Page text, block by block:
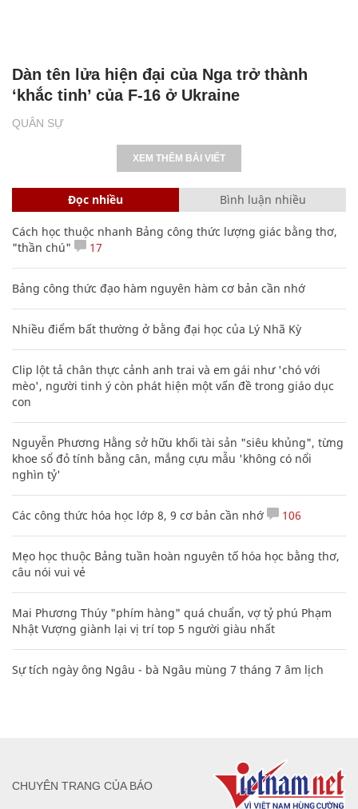
QUÂN SỰ
Dàn tên lửa hiện đại của Nga trở thành
‘khắc tinh’ của F-16 ở Ukraine
XEM THÊM BÀI VIẾT
Đọc nhiều Bình luận nhiều
Cách học thuộc nhanh Bảng công thức lượng giác bằng thơ,
"thần chú"
17
Bảng công thức đạo hàm nguyên hàm cơ bản cần nhớ
Nhiều điểm bất thường ở bằng đại học của Lý Nhã Kỳ
Clip lột tả chân thực cảnh anh trai và em gái như 'chó với
mèo', người tinh ý còn phát hiện một vấn đề trong giáo dục
con
Nguyễn Phương Hằng sở hữu khối tài sản "siêu khủng", từng
khoe sổ đỏ tính bằng cân, mắng cựu mẫu 'không có nổi
nghìn tỷ'
Các công thức hóa học lớp 8, 9 cơ bản cần nhớ 106
Mẹo học thuộc Bảng tuần hoàn nguyên tố hóa học bằng thơ,
câu nói vui vẻ
Mai Phương Thúy "phím hàng" quá chuẩn, vợ tỷ phú Phạm
Nhật Vượng giành lại vị trí top 5 người giàu nhất
Sự tích ngày ông Ngâu - bà Ngâu mùng 7 tháng 7 âm lịch
CHUYÊN TRANG CỦA BÁO